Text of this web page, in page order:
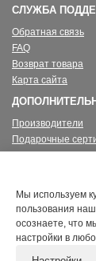
СЛУЖБА
Обратная связь
FAQ
Возврат товара
Карта сайта
Производители
Подарочные
Партнерская
ЛИЧНЫЙ
Личный Кабинет
История заказов
Закладки
Мы используем
пользования
осознаете, что
настройки в